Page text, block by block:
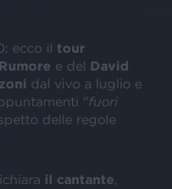
ecco il tour
Rumore e del David
dal vivo a luglio e
"fuori
delle regole
il cantante